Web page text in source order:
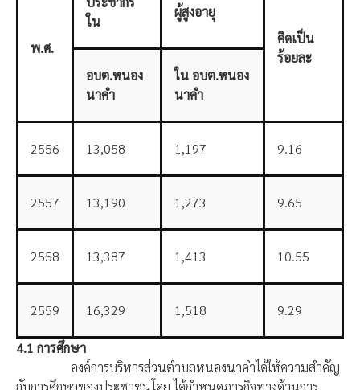
พ.ศ.
ใน
ผู้สูงอายุ
คิดเป็น
ร้อยละ
อบต.หนอง
นาคำ
ใน อบต.หนอง
นาคำ
2556 13,058 1,197 9.16
2557 13,190 1,273 9.65
2558 13,387 1,413 10.55
2559 16,329 1,518 9.29
4.1 การศึกษา
องค์การบริหารส่วนตำบลหนองนาคำได้ให้ความสำคัญ